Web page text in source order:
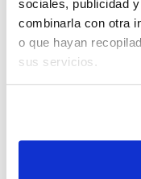
sociales, publicidad
combinarla con otra
o que hayan
sus servicios.
Correo electrónico